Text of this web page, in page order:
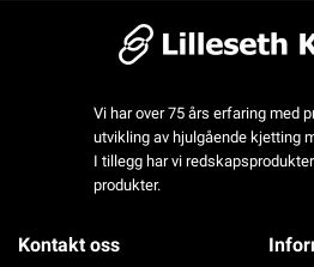
Vi har over 75 års erfaring med
utvikling av hjulgående kjetting
I tillegg har vi
produkter.
Kontakt oss